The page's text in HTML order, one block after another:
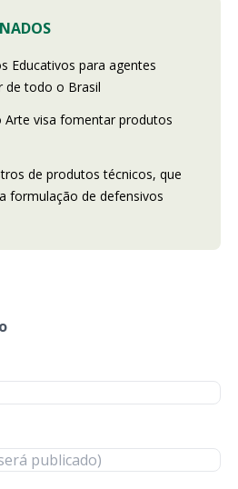
Educativos para agentes
de todo o Brasil
Arte visa fomentar produtos
de produtos técnicos, que
formulação de defensivos